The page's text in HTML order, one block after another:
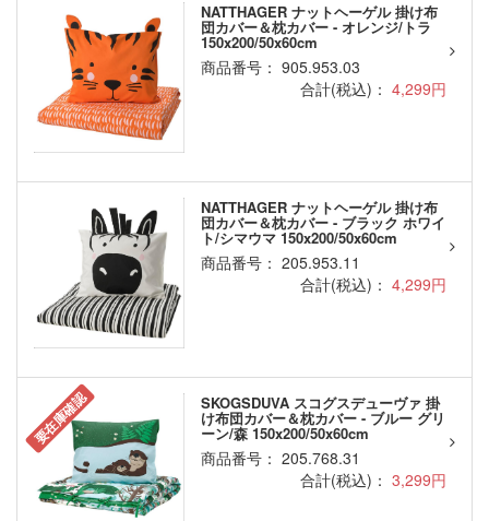
NATTHAGER ナットヘーゲル 掛け布
団カバー＆枕カバー - オレンジ/トラ
150x200/50x60cm
商品番号： 905.953.03
合計(税込)： 4,299円
NATTHAGER ナットヘーゲル 掛け布
団カバー＆枕カバー - ブラック ホワイ
ト/シマウマ 150x200/50x60cm
商品番号： 205.953.11
合計(税込)： 4,299円
要在庫確認 SKOGSDUVA スコグスデューヴァ 掛
け布団カバー＆枕カバー - ブルー グリ
ーン/森 150x200/50x60cm
商品番号： 205.768.31
合計(税込)： 3,299円